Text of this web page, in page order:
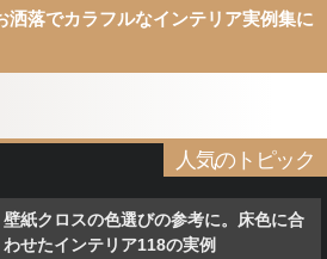
洒落でカラフルなインテリア実例集に
人気のトピック
壁紙クロスの色選びの参考に。床色に合
わせたインテリア118の実例